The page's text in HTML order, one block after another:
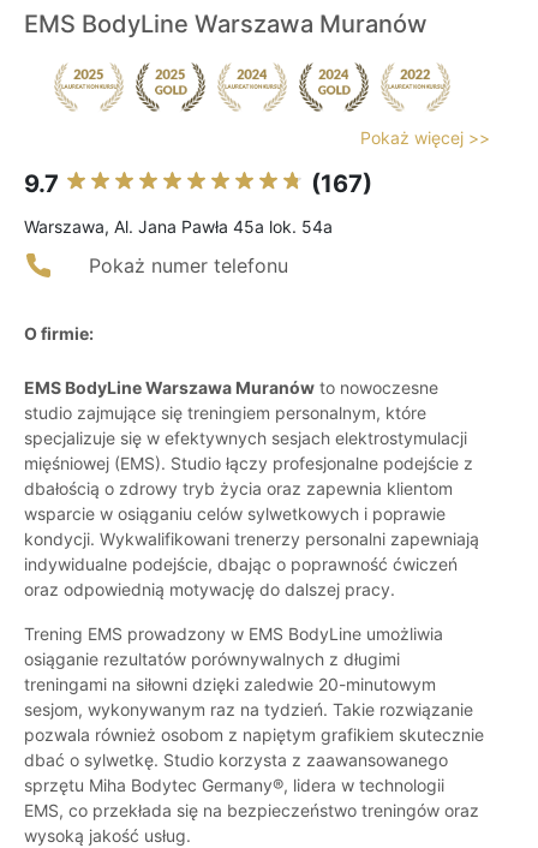
EMS BodyLine Warszawa Muranów
Pokaż więcej >>
9.7 (167)
Warszawa, Al. Jana Pawła 45a lok. 54a
Pokaż numer telefonu
O firmie:
EMS BodyLine Warszawa Muranów to nowoczesne
studio zajmujące się treningiem personalnym, które
specjalizuje się w efektywnych sesjach elektrostymulacji
mięśniowej (EMS). Studio łączy profesjonalne podejście z
dbałością o zdrowy tryb życia oraz zapewnia klientom
wsparcie w osiąganiu celów sylwetkowych i poprawie
kondycji. Wykwalifikowani trenerzy personalni zapewniają
indywidualne podejście, dbając o poprawność ćwiczeń
oraz odpowiednią motywację do dalszej pracy.
Trening EMS prowadzony w EMS BodyLine umożliwia
osiąganie rezultatów porównywalnych z długimi
treningami na siłowni dzięki zaledwie 20-minutowym
sesjom, wykonywanym raz na tydzień. Takie rozwiązanie
pozwala również osobom z napiętym grafikiem skutecznie
dbać o sylwetkę. Studio korzysta z zaawansowanego
sprzętu Miha Bodytec Germany®, lidera w technologii
EMS, co przekłada się na bezpieczeństwo treningów oraz
wysoką jakość usług.